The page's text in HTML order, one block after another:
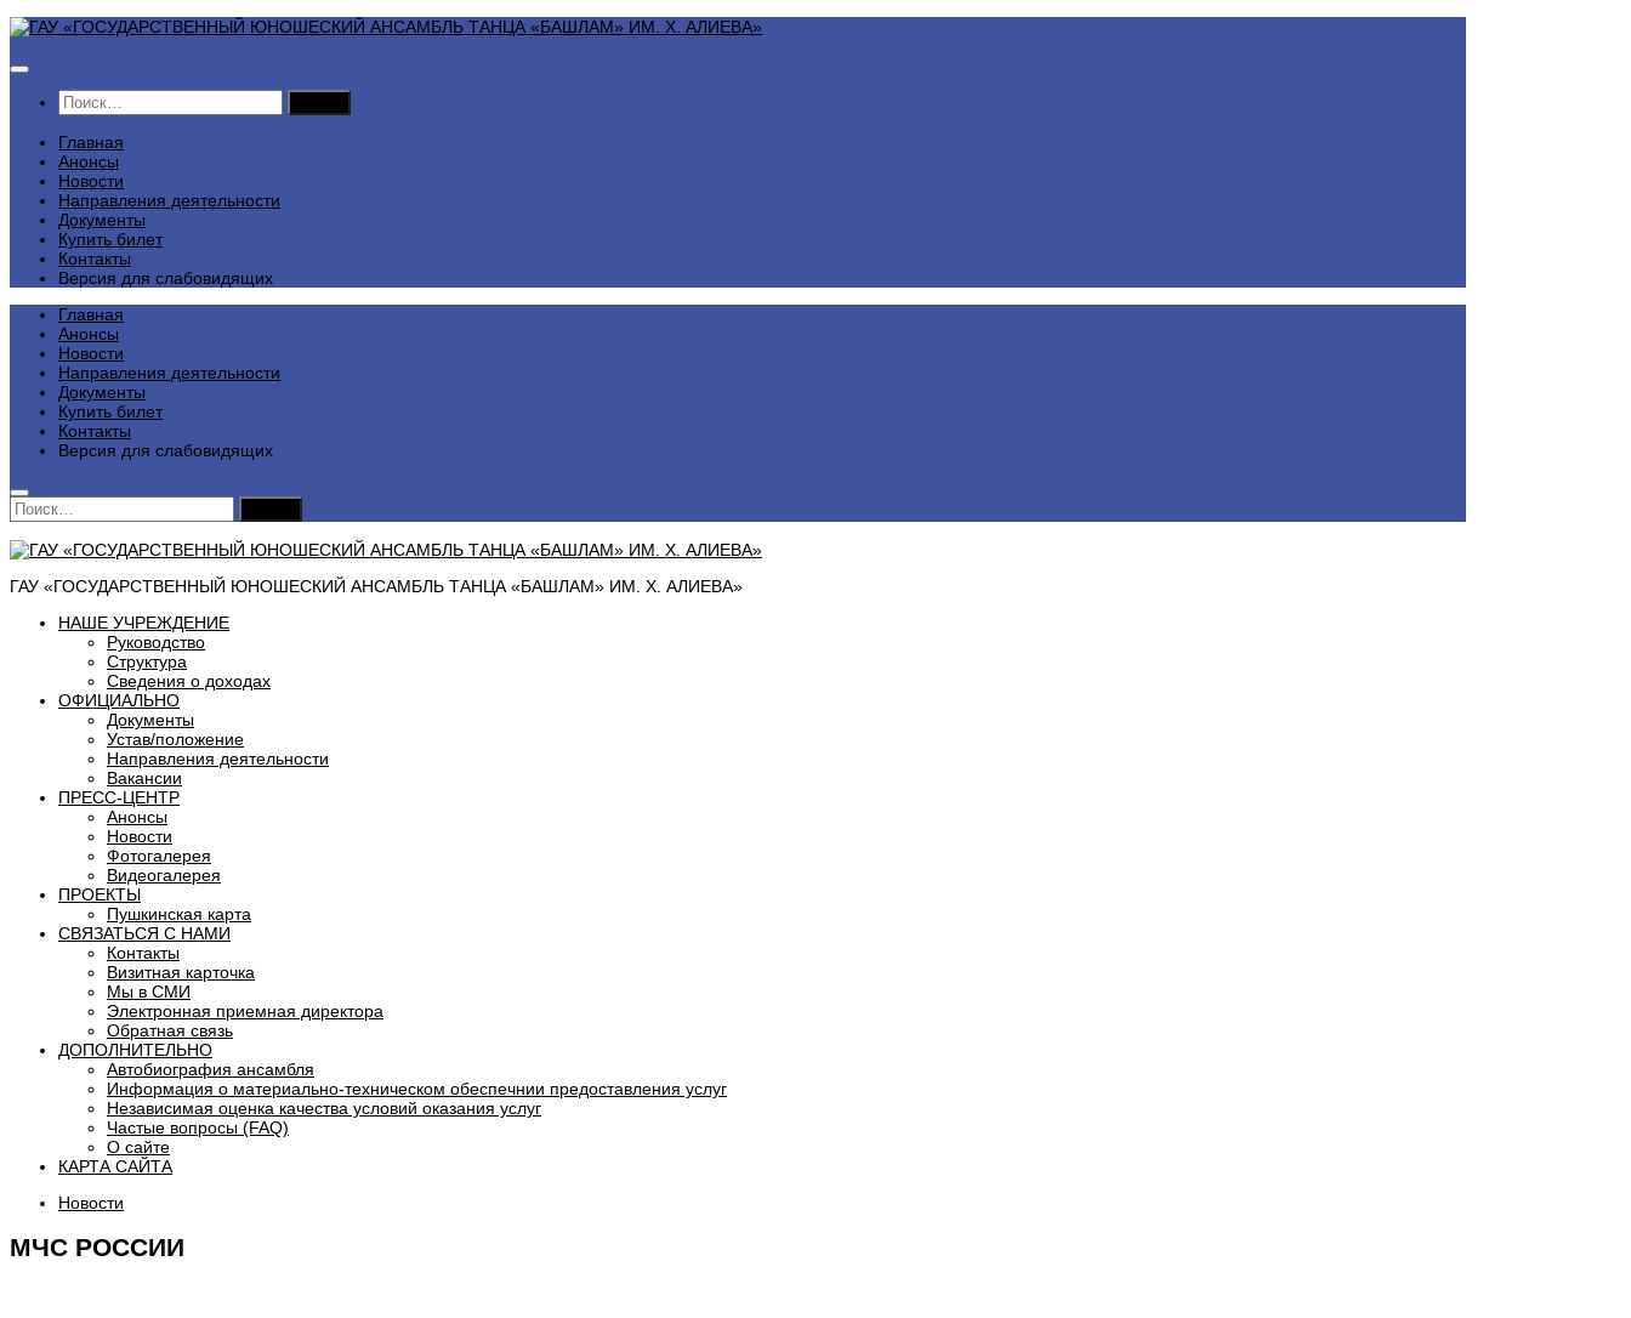
Перейти
содержимому
Найти:
Главная
Анонсы
Новости
Направления деятельности
Документы
Купить билет
Контакты
Версия для слабовидящих
Главная
Анонсы
Новости
Направления деятельности
Документы
Купить билет
Контакты
Версия для слабовидящих
Найти:
ГАУ «ГОСУДАРСТВЕННЫЙ ЮНОШЕСКИЙ АНСАМБЛЬ ТАНЦА «БАШЛАМ» ИМ. Х. АЛИЕВА»
НАШЕ УЧРЕЖДЕНИЕ
Руководство
Структура
Сведения о доходах
ОФИЦИАЛЬНО
Документы
Устав/положение
Направления деятельности
Вакансии
ПРЕСС-ЦЕНТР
Анонсы
Новости
Фотогалерея
Видеогалерея
ПРОЕКТЫ
Пушкинская карта
СВЯЗАТЬСЯ С НАМИ
Контакты
Визитная карточка
Мы в СМИ
Электронная приемная директора
Обратная связь
ДОПОЛНИТЕЛЬНО
Автобиография ансамбля
Информация о материально-техническом обеспечнии предоставления услуг
Независимая оценка качества условий оказания услуг
Частые вопросы (FAQ)
О сайте
КАРТА САЙТА
Новости
МЧС РОССИИ